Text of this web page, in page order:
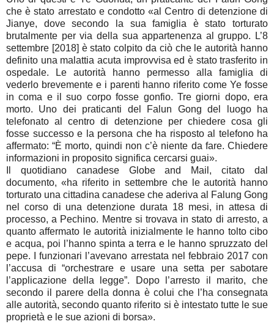
che è stato arrestato e condotto «al Centro di detenzione di
Jianye, dove secondo la sua famiglia è stato torturato
brutalmente per via della sua appartenenza al gruppo. L’8
settembre [2018] è stato colpito da ciò che le autorità hanno
definito una malattia acuta improvvisa ed è stato trasferito in
ospedale. Le autorità hanno permesso alla famiglia di
vederlo brevemente e i parenti hanno riferito come Ye fosse
in coma e il suo corpo fosse gonfio. Tre giorni dopo, era
morto. Uno dei praticanti del Falun Gong del luogo ha
telefonato al centro di detenzione per chiedere cosa gli
fosse successo e la persona che ha risposto al telefono ha
affermato: “È morto, quindi non c’è niente da fare. Chiedere
informazioni in proposito significa cercarsi guai».
Il quotidiano canadese Globe and Mail, citato dal
documento, «ha riferito in settembre che le autorità hanno
torturato una cittadina canadese che aderiva al Falung Gong
nel corso di una detenzione durata 18 mesi, in attesa di
processo, a Pechino. Mentre si trovava in stato di arresto, a
quanto affermato le autorità inizialmente le hanno tolto cibo
e acqua, poi l’hanno spinta a terra e le hanno spruzzato del
pepe. I funzionari l’avevano arrestata nel febbraio 2017 con
l’accusa di “orchestrare e usare una setta per sabotare
l’applicazione della legge”. Dopo l’arresto il marito, che
secondo il parere della donna è colui che l’ha consegnata
alle autorità, secondo quanto riferito si è intestato tutte le sue
proprietà e le sue azioni di borsa».